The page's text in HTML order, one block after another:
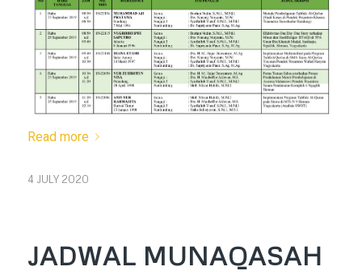
Read more
4 JULY 2020
JADWAL MUNAQASAH